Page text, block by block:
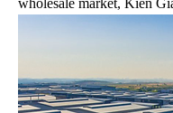
wholesale market, Kien